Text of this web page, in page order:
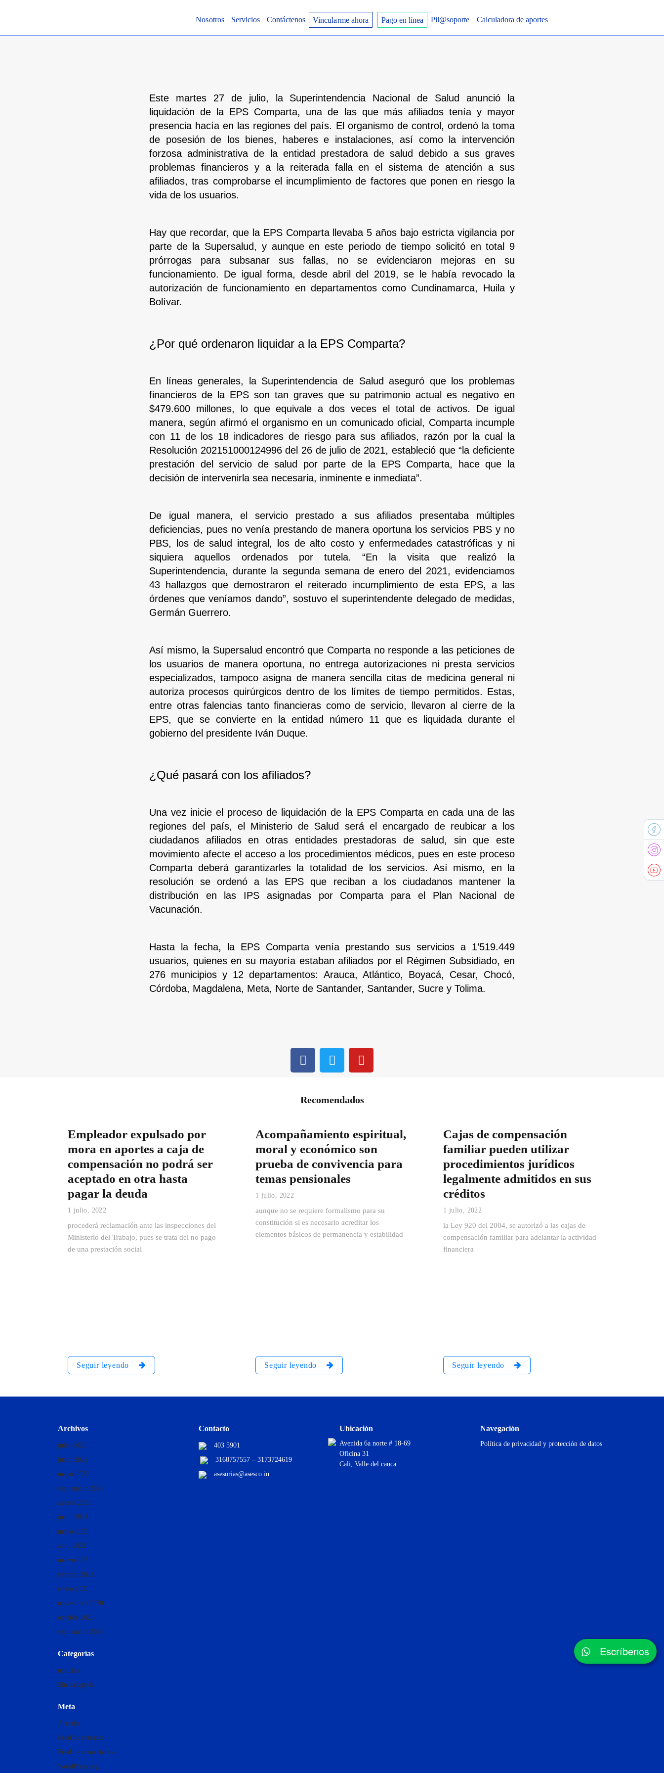
Escríbenos
Nosotros Servicios Contáctenos Vincularme ahora Pago en línea Pil@soporte Calculadora de aportes
Noticias
Este martes 27 de julio, la Superintendencia Nacional de Salud anunció la
liquidación de la EPS Comparta, una de las que más afiliados tenía y mayor
presencia hacía en las regiones del país. El organismo de control, ordenó la toma
de posesión de los bienes, haberes e instalaciones, así como la intervención
forzosa administrativa de la entidad prestadora de salud debido a sus graves
problemas financieros y a la reiterada falla en el sistema de atención a sus
afiliados, tras comprobarse el incumplimiento de factores que ponen en riesgo la
vida de los usuarios.
Hay que recordar, que la EPS Comparta llevaba 5 años bajo estricta vigilancia por
parte de la Supersalud, y aunque en este periodo de tiempo solicitó en total 9
prórrogas para subsanar sus fallas, no se evidenciaron mejoras en su
funcionamiento. De igual forma, desde abril del 2019, se le había revocado la
autorización de funcionamiento en departamentos como Cundinamarca, Huila y
Bolívar.
¿Por qué ordenaron liquidar a la EPS Comparta?
En líneas generales, la Superintendencia de Salud aseguró que los problemas
financieros de la EPS son tan graves que su patrimonio actual es negativo en
$479.600 millones, lo que equivale a dos veces el total de activos. De igual
manera, según afirmó el organismo en un comunicado oficial, Comparta incumple
con 11 de los 18 indicadores de riesgo para sus afiliados, razón por la cual la
Resolución 202151000124996 del 26 de julio de 2021, estableció que “la deficiente
prestación del servicio de salud por parte de la EPS Comparta, hace que la
decisión de intervenirla sea necesaria, inminente e inmediata”.
De igual manera, el servicio prestado a sus afiliados presentaba múltiples
deficiencias, pues no venía prestando de manera oportuna los servicios PBS y no
PBS, los de salud integral, los de alto costo y enfermedades catastróficas y ni
siquiera aquellos ordenados por tutela. “En la visita que realizó la
Superintendencia, durante la segunda semana de enero del 2021, evidenciamos
43 hallazgos que demostraron el reiterado incumplimiento de esta EPS, a las
órdenes que veníamos dando”, sostuvo el superintendente delegado de medidas,
Germán Guerrero.
Así mismo, la Supersalud encontró que Comparta no responde a las peticiones de
los usuarios de manera oportuna, no entrega autorizaciones ni presta servicios
especializados, tampoco asigna de manera sencilla citas de medicina general ni
autoriza procesos quirúrgicos dentro de los límites de tiempo permitidos. Estas,
entre otras falencias tanto financieras como de servicio, llevaron al cierre de la
EPS, que se convierte en la entidad número 11 que es liquidada durante el
gobierno del presidente Iván Duque.
¿Qué pasará con los afiliados?
Una vez inicie el proceso de liquidación de la EPS Comparta en cada una de las
regiones del país, el Ministerio de Salud será el encargado de reubicar a los
ciudadanos afiliados en otras entidades prestadoras de salud, sin que este
movimiento afecte el acceso a los procedimientos médicos, pues en este proceso
Comparta deberá garantizarles la totalidad de los servicios. Así mismo, en la
resolución se ordenó a las EPS que reciban a los ciudadanos mantener la
distribución en las IPS asignadas por Comparta para el Plan Nacional de
Vacunación.
Hasta la fecha, la EPS Comparta venía prestando sus servicios a 1’519.449
usuarios, quienes en su mayoría estaban afiliados por el Régimen Subsidiado, en
276 municipios y 12 departamentos: Arauca, Atlántico, Boyacá, Cesar, Chocó,
Córdoba, Magdalena, Meta, Norte de Santander, Santander, Sucre y Tolima.
Recomendados
Empleador expulsado por
mora en aportes a caja de
compensación no podrá ser
aceptado en otra hasta
pagar la deuda
1 julio, 2022
procederá reclamación ante las inspecciones del
Ministerio del Trabajo, pues se trata del no pago
de una prestación social
Seguir leyendo
Acompañamiento espiritual,
moral y económico son
prueba de convivencia para
temas pensionales
1 julio, 2022
aunque no se requiere formalismo para su
constitución si es necesario acreditar los
elementos básicos de permanencia y estabilidad
Seguir leyendo
Cajas de compensación
familiar pueden utilizar
procedimientos jurídicos
legalmente admitidos en sus
créditos
1 julio, 2022
la Ley 920 del 2004, se autorizó a las cajas de
compensación familiar para adelantar la actividad
financiera
Seguir leyendo
Archivos
julio 2022
junio 2022
mayo 2022
septiembre 2021
agosto 2021
junio 2021
mayo 2021
abril 2021
marzo 2021
febrero 2021
enero 2021
noviembre 2020
octubre 2020
septiembre 2020
Categorías
noticias
Sin categoría
Meta
Acceder
Feed de entradas
Feed de comentarios
WordPress.org
Contacto
403 5901
3168757557 – 3173724619
asesorias@asesco.in
Ubicación
Avenida 6a norte # 18-69
Oficina 31
Cali, Valle del cauca
Navegación
Política de privacidad y protección de datos